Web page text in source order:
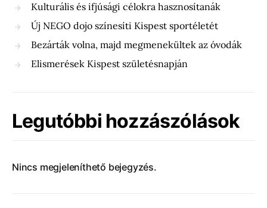
Kulturális és ifjúsági célokra hasznosítanák
Új NEGO dojo színesíti Kispest sportéletét
Bezárták volna, majd megmenekültek az óvodák
Elismerések Kispest születésnapján
Legutóbbi hozzászólások
Nincs megjeleníthető bejegyzés.